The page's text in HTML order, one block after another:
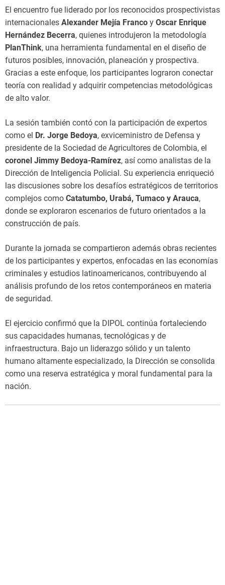
El encuentro fue liderado por los reconocidos prospectivistas
internacionales Alexander Mejía Franco y Oscar Enrique
Hernández Becerra, quienes introdujeron la metodología
PlanThink, una herramienta fundamental en el diseño de
futuros posibles, innovación, planeación y prospectiva.
Gracias a este enfoque, los participantes lograron conectar
teoría con realidad y adquirir competencias metodológicas
de alto valor.
La sesión también contó con la participación de expertos
como el Dr. Jorge Bedoya, exviceministro de Defensa y
presidente de la Sociedad de Agricultores de Colombia, el
coronel Jimmy Bedoya-Ramírez, así como analistas de la
Dirección de Inteligencia Policial. Su experiencia enriqueció
las discusiones sobre los desafíos estratégicos de territorios
complejos como Catatumbo, Urabá, Tumaco y Arauca,
donde se exploraron escenarios de futuro orientados a la
construcción de país.
Durante la jornada se compartieron además obras recientes
de los participantes y expertos, enfocadas en las economías
criminales y estudios latinoamericanos, contribuyendo al
análisis profundo de los retos contemporáneos en materia
de seguridad.
El ejercicio confirmó que la DIPOL continúa fortaleciendo
sus capacidades humanas, tecnológicas y de
infraestructura. Bajo un liderazgo sólido y un talento
humano altamente especializado, la Dirección se consolida
como una reserva estratégica y moral fundamental para la
nación.